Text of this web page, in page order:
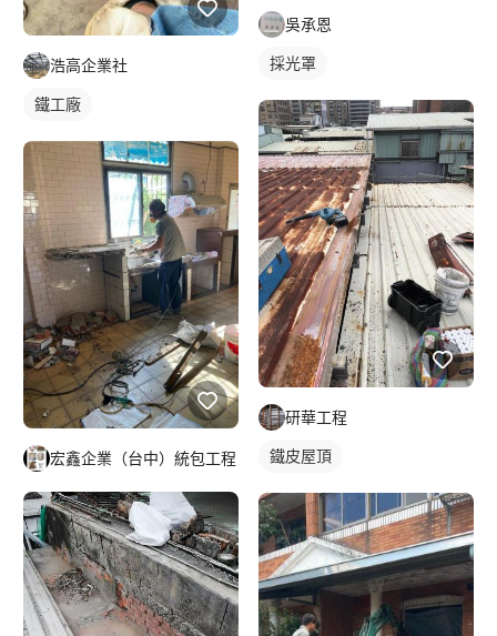
浩高企業社
鐵工廠
宏鑫企業（台中）統包工程
吳承恩
採光罩
研華工程
鐵皮屋頂